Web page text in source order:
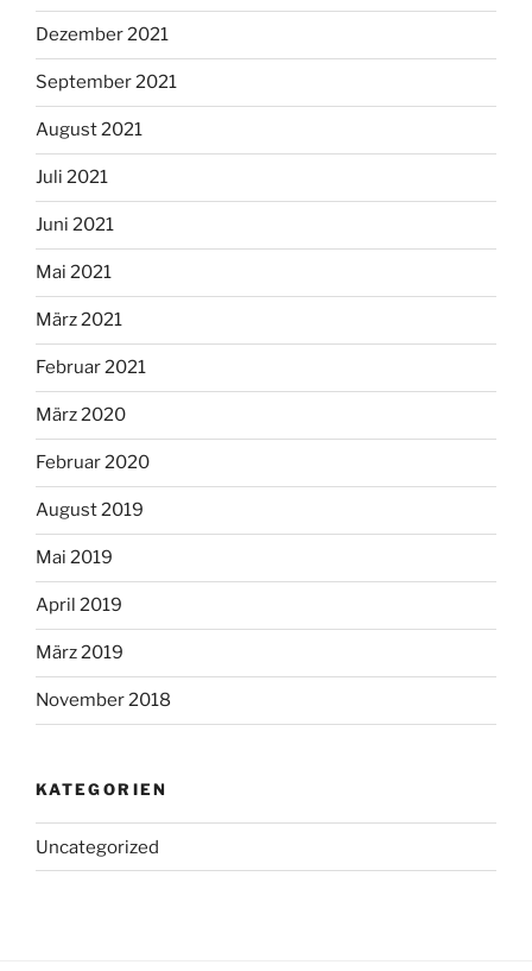
Dezember 2021
September 2021
August 2021
Juli 2021
Juni 2021
Mai 2021
März 2021
Februar 2021
März 2020
Februar 2020
August 2019
Mai 2019
April 2019
März 2019
November 2018
KATEGORIEN
Uncategorized